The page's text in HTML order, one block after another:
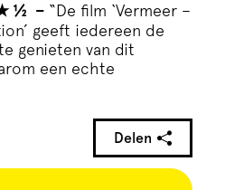
½ – “De film ‘Vermeer –
geeft iedereen de
genieten van dit
een echte
Delen